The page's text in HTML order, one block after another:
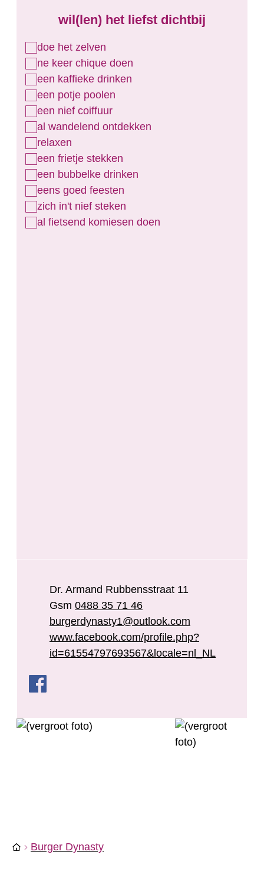
wil(len) het liefst dichtbij
doe het zelven
ne keer chique doen
een kaffieke drinken
een potje poolen
een nief coiffuur
al wandelend ontdekken
relaxen
een frietje stekken
een bubbelke drinken
eens goed feesten
zich in't nief steken
al fietsend komiesen doen
AdresDr. Armand Rubbensstraat 11
0488 35 71 46
E-mail
burgerdynasty1@outlook.com
Website
www.facebook.com/profile.php?
id=61554797693567&locale=nl_NL
Facebook
Startpagina
Burger Dynasty